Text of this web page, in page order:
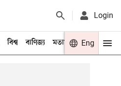
Login
বিশ্ব বাণিজ্য মতামত খেলা
Eng